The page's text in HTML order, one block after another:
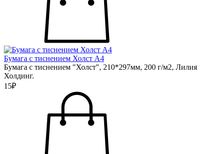
Бумага с тиснением Холст А4
Бумага с тиснением "Холст", 210*297мм, 200 г/м2, Лилия
Холдинг.
15₽